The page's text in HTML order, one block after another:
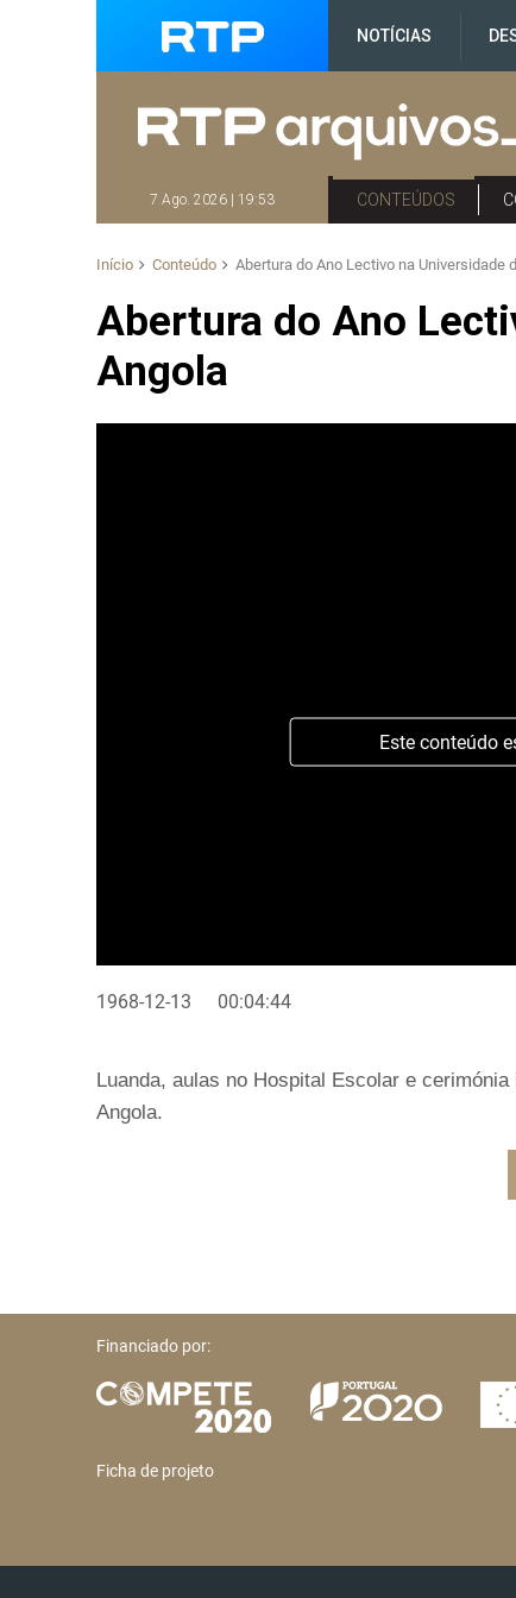
NOTÍCIAS
7 Ago. 2026 | 19:53 CONTEÚDOS
Início Conteúdo Abertura do Ano Lectivo na Universidade
Abertura do Ano
Angola
Este conteúdo
1968-12-13 00:04:44
Luanda, aulas no Hospital Escolar e
Angola.
Financiado por:
Ficha de projeto